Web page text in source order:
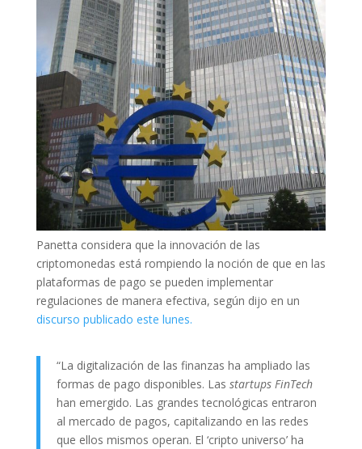
Panetta considera que la innovación de las
criptomonedas está rompiendo la noción de que en las
plataformas de pago se pueden implementar
regulaciones de manera efectiva, según dijo en un
discurso publicado este lunes.
“La digitalización de las finanzas ha ampliado las
formas de pago disponibles. Las startups FinTech
han emergido. Las grandes tecnológicas entraron
al mercado de pagos, capitalizando en las redes
que ellos mismos operan. El ‘cripto universo’ ha